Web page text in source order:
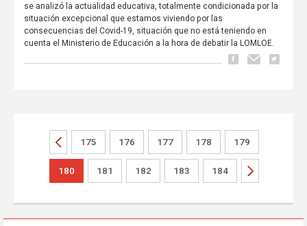
se analizó la actualidad educativa, totalmente condicionada por la
situación excepcional que estamos viviendo por las
consecuencias del Covid-19, situación que no está teniendo en
cuenta el Ministerio de Educación a la hora de debatir la LOMLOE.
175 176 177 178 179
180 181 182 183 184